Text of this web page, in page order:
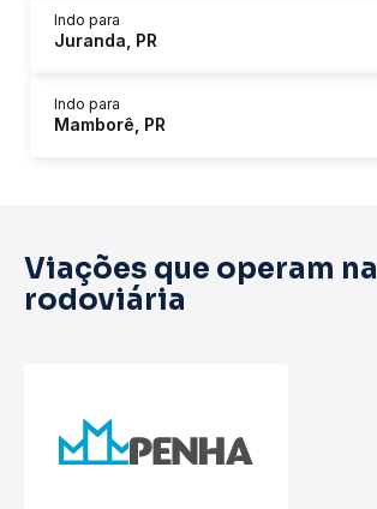
Indo para
Juranda, PR
Indo para
Mamborê, PR
Viações que operam na
rodoviária